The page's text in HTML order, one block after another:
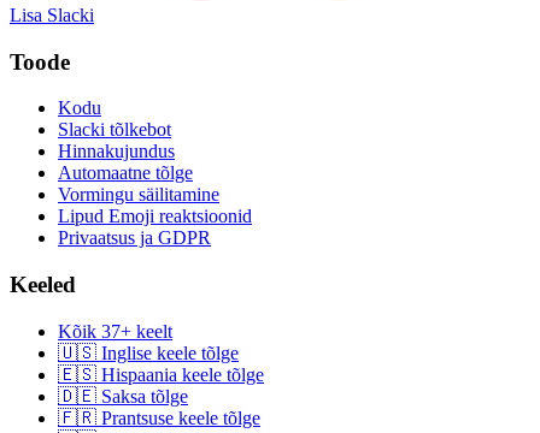
Lisa Slacki
Toode
Kodu
Slacki tõlkebot
Hinnakujundus
Automaatne tõlge
Vormingu säilitamine
Lipud Emoji reaktsioonid
Privaatsus ja GDPR
Keeled
Kõik 37+ keelt
🇺🇸 Inglise keele tõlge
🇪🇸 Hispaania keele tõlge
🇩🇪 Saksa tõlge
🇫🇷 Prantsuse keele tõlge